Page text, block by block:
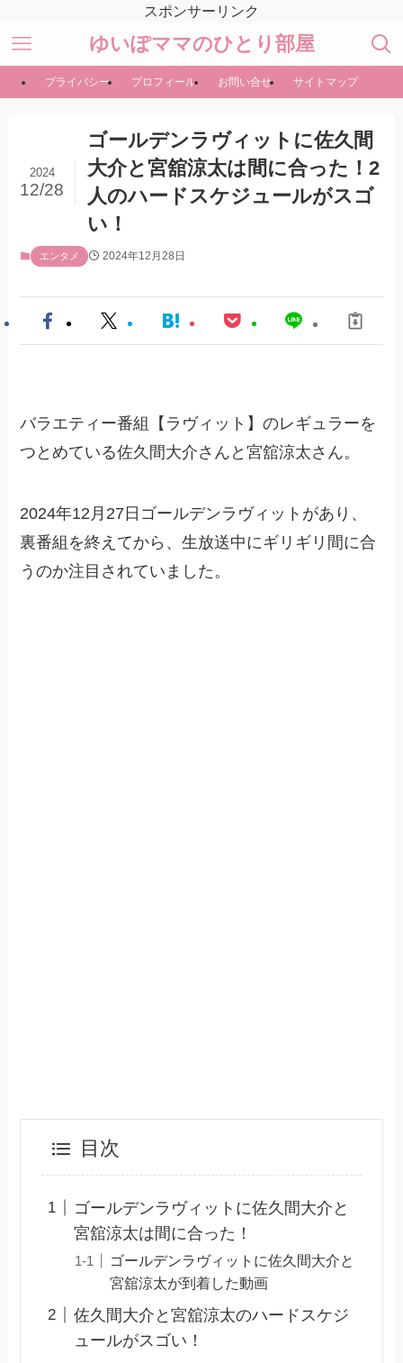
スポンサーリンク
ゆいぽママのひとり部屋
プライバシー プロフィール お問い合せ サイトマップ
ゴールデンラヴィットに佐久間
大介と宮舘涼太は間に合った！2
人のハードスケジュールがスゴ
い！
2024
12/28
エンタメ 2024年12月28日
バラエティー番組【ラヴィット】のレギュラーを
つとめている佐久間大介さんと宮舘涼太さん。
2024年12月27日ゴールデンラヴィットがあり、
裏番組を終えてから、生放送中にギリギリ間に合
うのか注目されていました。
目次
ゴールデンラヴィットに佐久間大介と
宮舘涼太は間に合った！
ゴールデンラヴィットに佐久間大介と
宮舘涼太が到着した動画
佐久間大介と宮舘涼太のハードスケジ
ュールがスゴい！